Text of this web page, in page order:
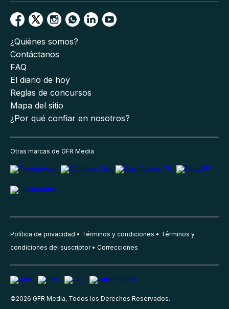
¿Quiénes somos?
Contáctanos
FAQ
El diario de hoy
Reglas de concursos
Mapa del sitio
¿Por qué confiar en nosotros?
Otras marcas de GFR Media
Política de privacidad Términos y condiciones
Términos y
condiciones del suscriptor
Correcciones
©2026 GFR Media, Todos los Derechos Reservados.